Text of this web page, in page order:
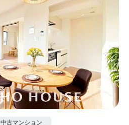
中古マンション